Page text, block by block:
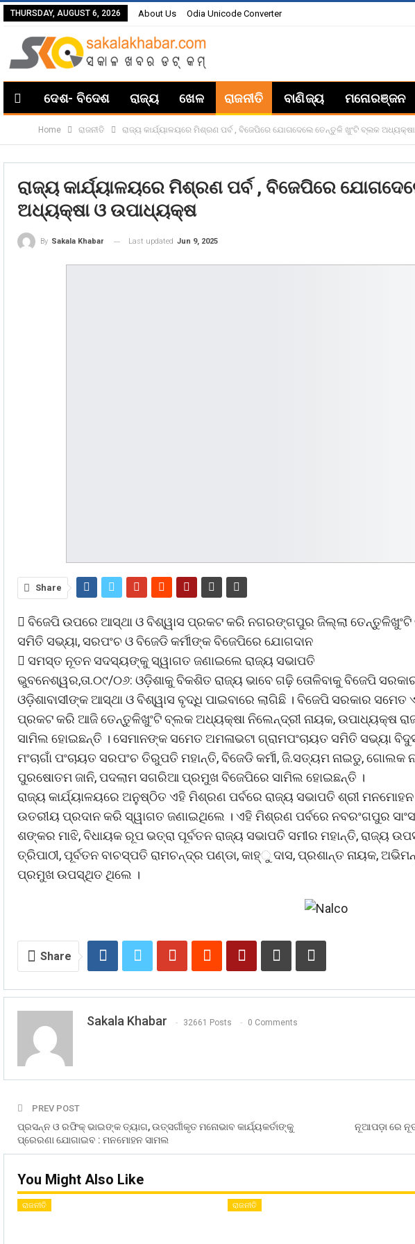
THURSDAY, AUGUST 6, 2026 About Us Odia Unicode Converter
ଦେଶ- ବିଦେଶ ରାଜ୍ୟ ଖେଳ ରାଜନୀତି ବାଣିଜ୍ୟ ମନୋରଞ୍ଜନ
Home ରାଜନୀତି ରାଜ୍ୟ କାର୍ଯ୍ୟାଳୟରେ ମିଶ୍ରଣ ପର୍ବ , ବିଜେପିରେ ଯୋଗଦେଲେ ତେନ୍ତୁଳି ଖୁଂଟି ବ୍ଲକ
ରାଜ୍ୟ କାର୍ଯ୍ୟାଳୟରେ ମିଶ୍ରଣ ପର୍ବ , ବିଜେପିରେ
ଅଧ୍ୟକ୍ଷା ଓ ଉପାଧ୍ୟକ୍ଷ
By Sakala Khabar Last updated Jun 9, 2025
Share
 ବିଜେପି ଉପରେ ଆସ୍ଥା ଓ ବିଶ୍ୱାସ ପ୍ରକଟ କରି ନଗରଙ୍ଗପୁର ଜିଲ୍ଲା
ସମିତି ସଭ୍ୟା, ସରପଂଚ ଓ ବିଜେଡି କର୍ମୀଙ୍କ ବିଜେପିରେ ଯୋଗଦାନ
 ସମସ୍ତ ନୂତନ ସଦସ୍ୟଙ୍କୁ ସ୍ୱାଗତ ଜଣାଇଲେ ରାଜ୍ୟ ସଭାପତି
ଭୁବନେଶ୍ୱର,ତା.୦୯/୦୬: ଓଡ଼ିଶାକୁ ବିକଶିତ ରାଜ୍ୟ ଭାବେ ଗଢ଼ି ତୋଳିବାକୁ ବିଜେପି
ଓଡ଼ିଶାବାସୀଙ୍କ ଆସ୍ଥା ଓ ବିଶ୍ୱାସ ବୃଦ୍ଧି ପାଇବାରେ ଲାଗିଛି । ବିଜେପି ସରକାର ସମେତ
ପ୍ରକଟ କରି ଆଜି ତେନ୍ତୁଳିଖୁଂଟି ବ୍ଲକ ଅଧ୍ୟକ୍ଷା ନିଲେନ୍ଦ୍ରୀ ନାୟକ, ଉପାଧ୍ୟକ୍ଷ
ସାମିଲ ହୋଇଛନ୍ତି । ସେମାନଙ୍କ ସମେତ ଅମଳାଭଟା ଗ୍ରାମପଂଚାୟତ ସମିତି ସଭ୍ୟା
ମଂଚାଗାଁ ପଂଚାୟତ ସରପଂଚ ତିରୁପତି ମହାନ୍ତି, ବିଜେଡି କର୍ମୀ, ଜି.ସତ୍ୟମ ନାଇଡୁ,
ପୁରଷୋତମ ଜାନି, ପଦଲାମ ସଗରିଆ ପ୍ରମୁଖ ବିଜେପିରେ ସାମିଲ ହୋଇଛନ୍ତି ।
ରାଜ୍ୟ କାର୍ଯ୍ୟାଳୟରେ ଅନୁଷ୍ଠିତ ଏହି ମିଶ୍ରଣ ପର୍ବରେ ରାଜ୍ୟ ସଭାପତି ଶ୍ରୀ
ଉତରୀୟ ପ୍ରଦାନ କରି ସ୍ୱାଗତ ଜଣାଇଥିଲେ । ଏହି ମିଶ୍ରଣ ପର୍ବରେ ନବରଂଗପୁର
ଶଙ୍କର ମାଝି, ବିଧାୟକ ରୂପ ଭତ୍ରା ପୂର୍ବତନ ରାଜ୍ୟ ସଭାପତି ସମୀର ମହାନ୍ତି, ରାଜ୍ୟ
ତ୍ରିପାଠୀ, ପୂର୍ବତନ ବାଚସ୍ପତି ରାମଚନ୍ଦ୍ର ପଣ୍ଡା, କାହ୍‌ୁ ଦାସ, ପ୍ରଶାନ୍ତ ନାୟକ,
ପ୍ରମୁଖ ଉପସ୍ଥିତ ଥିଲେ ।
Share
Sakala Khabar 32661 Posts 0 Comments
PREV POST
ପ୍ରସନ୍ନ ଓ ରଫିକ୍ ଭାଇଙ୍କ ତ୍ୟାଗ, ଉତ୍ସର୍ଗୀକୃତ ମନୋଭାବ କାର୍ଯ୍ୟକର୍ତାଙ୍କୁ
ପ୍ରେରଣା ଯୋଗାଇବ : ମନମୋହନ ସାମଲ
ନୂଆପଡ଼ା ରେ
You Might Also Like
ରାଜନୀତି ରାଜନୀତି